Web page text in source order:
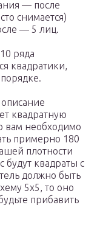
— после
снимается)
— 5 лиц.
ряда
квадратики,
квадратную
вам необходимо
примерно 180
плотности
будут квадраты с
должно быть
5х5, то оно
прибавить